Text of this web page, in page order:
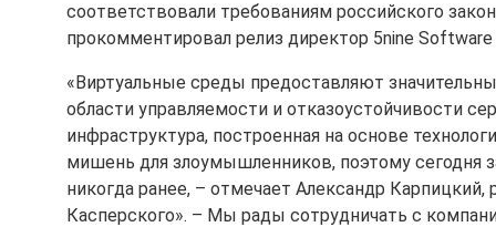
соответствовали требованиям российского
прокомментировал релиз директор 5nine
«Виртуальные среды предоставляют
области управляемости и отказоустойчивости
инфраструктура, построенная на основе
мишень для злоумышленников, поэтому
никогда ранее, – отмечает Александр
Касперского». – Мы рады сотрудничать с